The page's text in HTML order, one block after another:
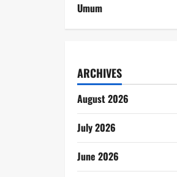
Umum
ARCHIVES
August 2026
July 2026
June 2026